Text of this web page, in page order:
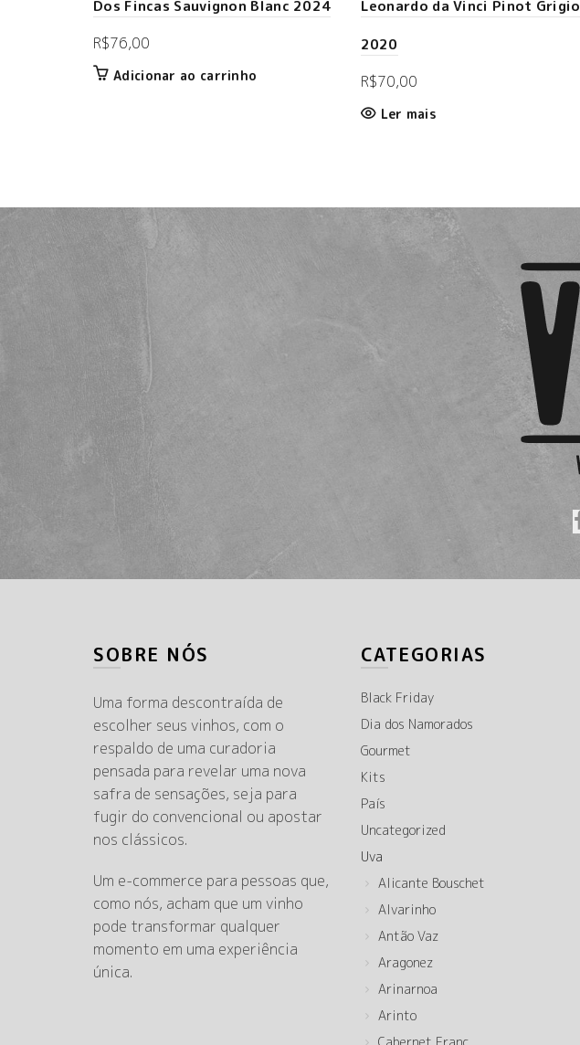
Dos Fincas Sauvignon Blanc 2024
R$76,00
Adicionar ao carrinho
Leonardo da Vinci Pinot Grigio
2020
R$70,00
Ler mais
SOBRE NÓS
Uma forma descontraída de
escolher seus vinhos, com o
respaldo de uma curadoria
pensada para revelar uma nova
safra de sensações, seja para
fugir do convencional ou apostar
nos clássicos.
Um e-commerce para pessoas que,
como nós, acham que um vinho
pode transformar qualquer
momento em uma experiência
única.
CATEGORIAS
Black Friday
Dia dos Namorados
Gourmet
Kits
País
Uncategorized
Uva
Alicante Bouschet
Alvarinho
Antão Vaz
Aragonez
Arinarnoa
Arinto
Cabernet Franc